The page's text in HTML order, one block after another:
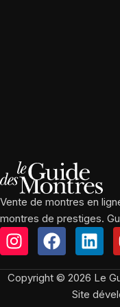
Vente de montres en
montres de prestiges.
Copyright © 2026 Le
Site